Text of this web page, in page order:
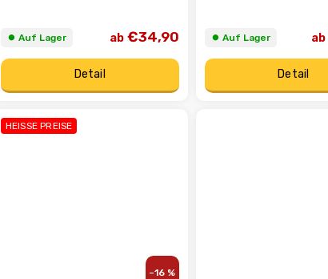
⏺︎ Auf Lager ab€34,90
Detail
⏺︎ Auf Lager ab
Detail
HEISSE PREISE
–16 %